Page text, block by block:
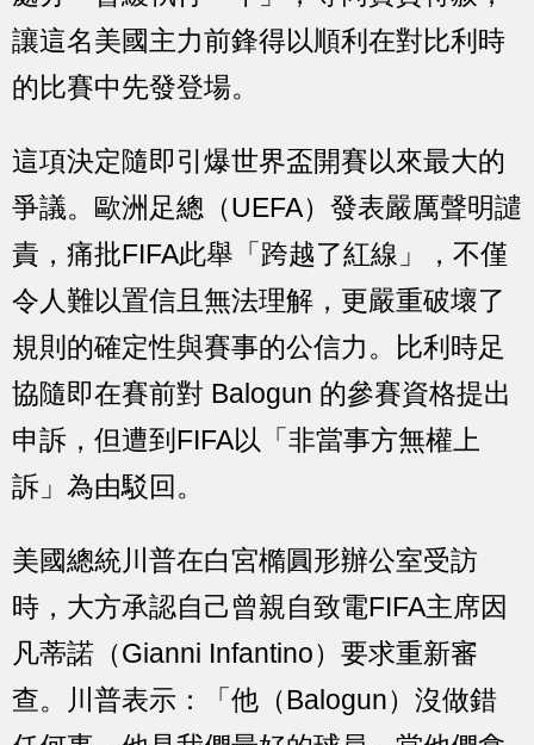
讓這名美國主力前鋒得以順利在對比利時
的比賽中先發登場。
這項決定隨即引爆世界盃開賽以來最大的
爭議。歐洲足總（UEFA）發表嚴厲聲明譴
責，痛批FIFA此舉「跨越了紅線」，不僅
令人難以置信且無法理解，更嚴重破壞了
規則的確定性與賽事的公信力。比利時足
協隨即在賽前對 Balogun 的參賽資格提出
申訴，但遭到FIFA以「非當事方無權上
訴」為由駁回。
美國總統川普在白宮橢圓形辦公室受訪
時，大方承認自己曾親自致電FIFA主席因
凡蒂諾（Gianni Infantino）要求重新審
查。川普表示：「他（Balogun）沒做錯